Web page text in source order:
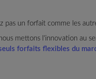
pas un forfait comme les
mettons l'innovation au
forfaits flexibles du